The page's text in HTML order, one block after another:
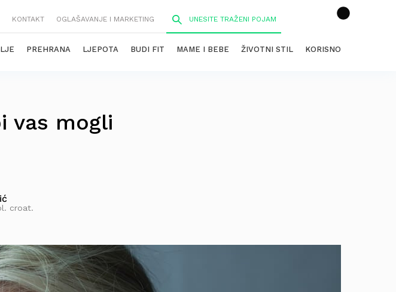
KONTAKT OGLAŠAVANJE I MARKETING
PREHRANA LJEPOTA BUDI FIT MAME I BEBE ŽIVOTNI STIL KORISNO
vas mogli
croat.